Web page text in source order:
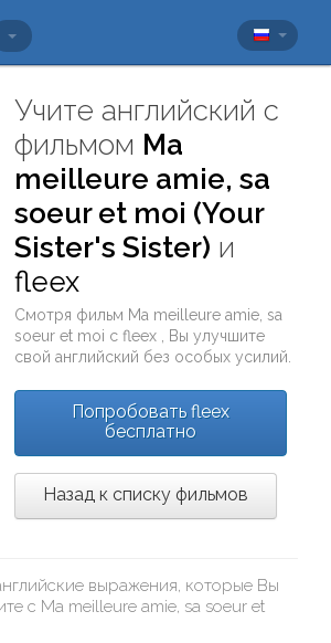
Учите английский с
фильмом Ma
meilleure amie, sa
soeur et moi (Your
Sister's Sister) и
fleex
Смотря фильм Ma meilleure amie, sa
soeur et moi сfleex
, Вы улучшите
свой английский без особых усилий.
Попробовать fleex
бесплатно
Назад к списку фильмов
выражения, которые Вы
с Ma meilleure amie, sa soeur et